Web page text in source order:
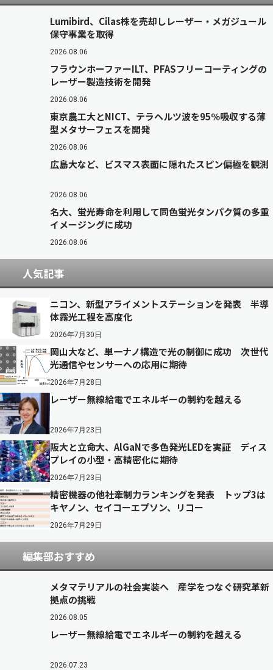
Lumibird、Cilas株を売却しレーザー・メガジュール
保守事業を取得
2026.08.06
フラウンホーファーILT、PFASフリーコーティングの
レーザー製造技術を開発
2026.08.06
東京農工大とNICT、テラヘルツ波を95％吸収する薄
型メタサーフェスを開発
2026.08.06
広島大など、ビスマス表面に隠れたスピン偏極を観測
2026.08.06
名大、蛍光寿命を利用して同色蛍光タンパク質の多重
イメージングに成功
2026.08.06
人気記事
ニコン、新型アライメントステーションを発表 半導
体露光工程を高度化
2026年7月30日
岡山大など、単一ナノ構造で光の制御に成功 次世代
光通信やセンサーへの応用に期待
2026年7月28日
レーザー無線給電でエネルギーの制約を越える
2026年7月23日
阪大と立命大、AlGaNで多色発光LEDを実証 ディス
プレイの小型・高精密化に期待
2026年7月23日
精密機器の他社牽制力ランキングを発表 トップ3は
キヤノン、セイコーエプソン、リコー
2026年7月29日
編集部おすすめ
メタマテリアルの社会実装へ 産学をつなぐ研究革新
拠点の挑戦
2026.08.05
レーザー無線給電でエネルギーの制約を越える
2026.07.23